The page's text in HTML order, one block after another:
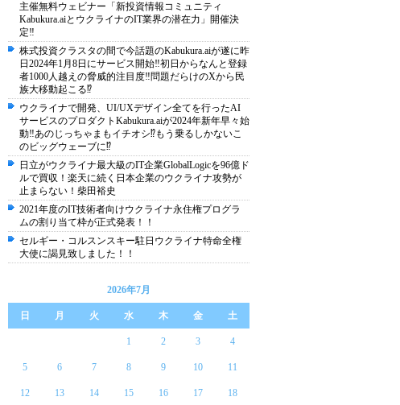
主催無料ウェビナー「新投資情報コミュニティ
Kabukura.aiとウクライナのIT業界の潜在力」開催決
定‼️
株式投資クラスタの間で今話題のKabukura.aiが遂に昨
日2024年1月8日にサービス開始‼️初日からなんと登録
者1000人越えの脅威的注目度‼️問題だらけのXから民
族大移動起こる⁉️
ウクライナで開発、UI/UXデザイン全てを行ったAI
サービスのプロダクトKabukura.aiが2024年新年早々始
動‼️あのじっちゃまもイチオシ⁉️もう乗るしかないこ
のビッグウェーブに⁉️
日立がウクライナ最大級のIT企業GlobalLogicを96億ド
ルで買収！楽天に続く日本企業のウクライナ攻勢が
止まらない！柴田裕史
2021年度のIT技術者向けウクライナ永住権プログラ
ムの割り当て枠が正式発表！！
セルギー・コルスンスキー駐日ウクライナ特命全権
大使に謁見致しました！！
2026年7月
日 月 火 水 木 金 土
1 2 3 4
5 6 7 8 9 10 11
12 13 14 15 16 17 18